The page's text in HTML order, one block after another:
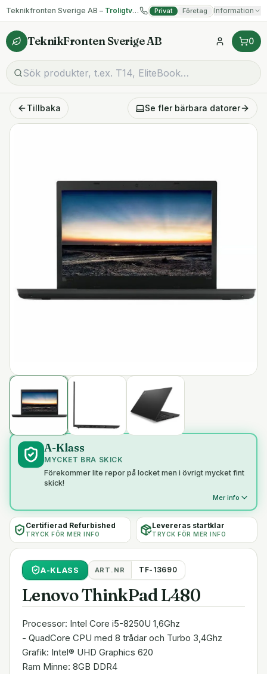
Teknikfronten Sverige AB – Troligtvis billigast på begagnad IT! Privat Företag Information
TeknikFronten Sverige AB 0
Tillbaka Se fler bärbara datorer
A-Klass
MYCKET BRA SKICK
Förekommer lite repor på locket men i övrigt mycket fint
skick!
Mer info
Certifierad Refurbished
TRYCK FÖR MER INFO
Levereras startklar
TRYCK FÖR MER INFO
A-KLASS ART.NR TF-13690
Lenovo ThinkPad L480
Processor: Intel Core i5-8250U 1,6Ghz
- QuadCore CPU med 8 trådar och Turbo 3,4Ghz
Grafik: Intel® UHD Graphics 620
Ram Minne: 8GB DDR4